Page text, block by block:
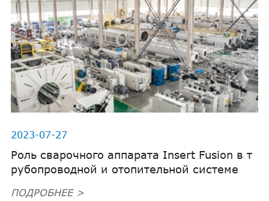
2023-07-27
Роль сварочного аппарата Insert Fusion в т
рубопроводной и отопительной системе
ПОДРОБНЕЕ >